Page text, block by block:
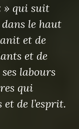
» qui suit
le haut
et de
et de
labours
qui
de l’esprit.